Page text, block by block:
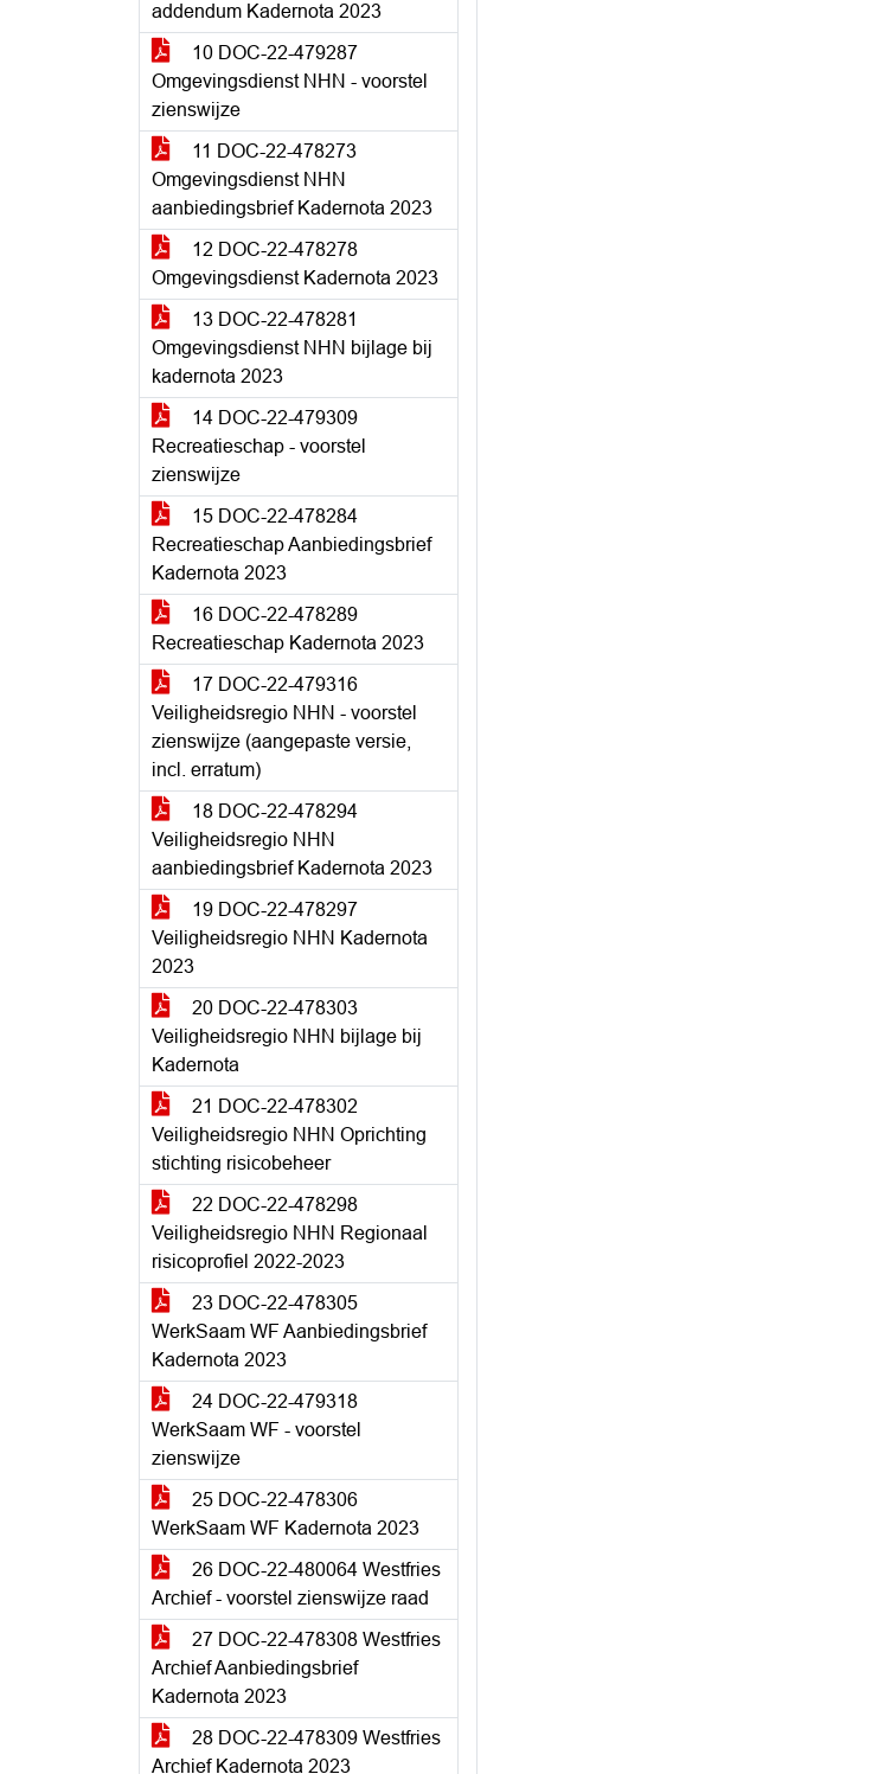
addendum Kadernota 2023
10 DOC-22-479287
Omgevingsdienst NHN - voorstel
zienswijze
11 DOC-22-478273
Omgevingsdienst NHN
aanbiedingsbrief Kadernota 2023
12 DOC-22-478278
Omgevingsdienst Kadernota 2023
13 DOC-22-478281
Omgevingsdienst NHN bijlage bij
kadernota 2023
14 DOC-22-479309
Recreatieschap - voorstel
zienswijze
15 DOC-22-478284
Recreatieschap Aanbiedingsbrief
Kadernota 2023
16 DOC-22-478289
Recreatieschap Kadernota 2023
17 DOC-22-479316
Veiligheidsregio NHN - voorstel
zienswijze (aangepaste versie,
incl. erratum)
18 DOC-22-478294
Veiligheidsregio NHN
aanbiedingsbrief Kadernota 2023
19 DOC-22-478297
Veiligheidsregio NHN Kadernota
2023
20 DOC-22-478303
Veiligheidsregio NHN bijlage bij
Kadernota
21 DOC-22-478302
Veiligheidsregio NHN Oprichting
stichting risicobeheer
22 DOC-22-478298
Veiligheidsregio NHN Regionaal
risicoprofiel 2022-2023
23 DOC-22-478305
WerkSaam WF Aanbiedingsbrief
Kadernota 2023
24 DOC-22-479318
WerkSaam WF - voorstel
zienswijze
25 DOC-22-478306
WerkSaam WF Kadernota 2023
26 DOC-22-480064 Westfries
Archief - voorstel zienswijze raad
27 DOC-22-478308 Westfries
Archief Aanbiedingsbrief
Kadernota 2023
28 DOC-22-478309 Westfries
Archief Kadernota 2023